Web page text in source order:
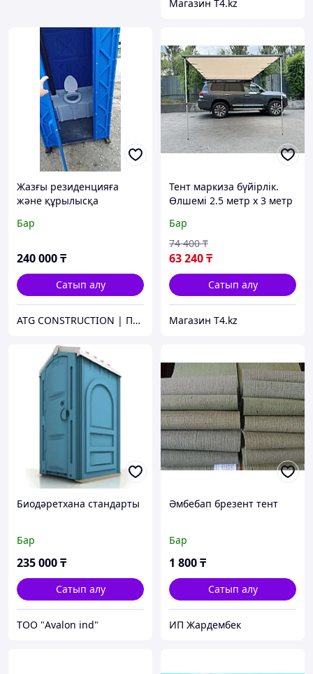
Магазин T4.kz
Жазғы резиденцияға
және құрылысқа
көшедегі құрғақ шкаф
Бар
240 000₸
Сатып алу
ATG CONSTRUCTION | Продажа и аренда строительного оборудования, газона, биотуалетов
Тент маркиза бүйірлік.
Өлшемі 2.5 метр х 3 метр
Бар
63 240₸
74 400 ₸
Сатып алу
Магазин T4.kz
Биодәретхана стандарты
Бар
235 000₸
Сатып алу
ТОО "Avalon ind"
Әмбебап брезент тент
Бар
1 800₸
Сатып алу
ИП Жардембек